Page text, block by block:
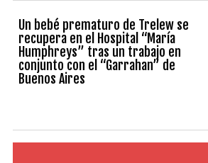
Un bebé prematuro de Trelew se
recupera en el Hospital “María
Humphreys” tras un trabajo en
conjunto con el “Garrahan” de
Buenos Aires